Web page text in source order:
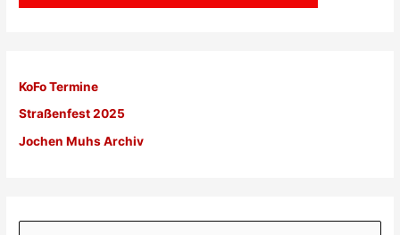
KoFo Termine
Straßenfest 2025
Jochen Muhs Archiv